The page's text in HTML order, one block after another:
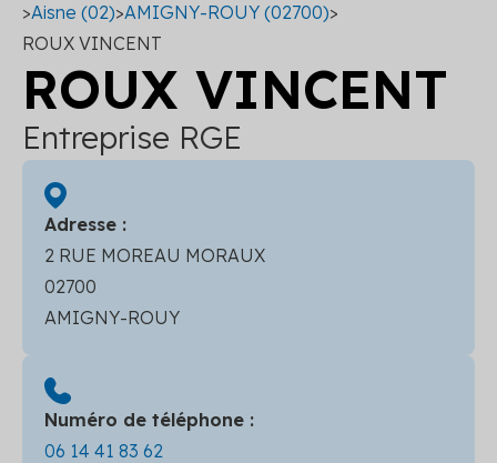
>Aisne (02)>AMIGNY-ROUY (02700)>
ROUX VINCENT
ROUX VINCENT
Entreprise RGE
Adresse :
2 RUE MOREAU MORAUX
02700
AMIGNY-ROUY
Numéro de téléphone :
06 14 41 83 62